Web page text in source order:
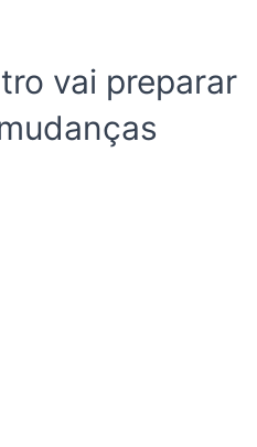
vai preparar